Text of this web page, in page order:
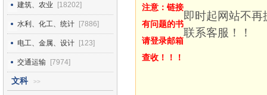
建筑、农业 [18202]
水利、化工、统计 [7886]
电工、金属、设计 [123]
交通运输 [7974]
文科 >>
注意：链接
有问题的书
请登录邮箱
查收！！！
即时起网站不
联系客服！！